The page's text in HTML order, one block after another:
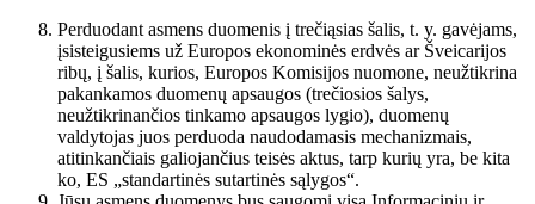
Perduodant asmens duomenis į trečiąsias šalis, t. y. gavėjams,
įsisteigusiems už Europos ekonominės erdvės ar Šveicarijos
ribų, į šalis, kurios, Europos Komisijos nuomone, neužtikrina
pakankamos duomenų apsaugos (trečiosios šalys,
neužtikrinančios tinkamo apsaugos lygio), duomenų
valdytojas juos perduoda naudodamasis mechanizmais,
atitinkančiais galiojančius teisės aktus, tarp kurių yra, be kita
ko, ES „standartinės sutartinės sąlygos“.